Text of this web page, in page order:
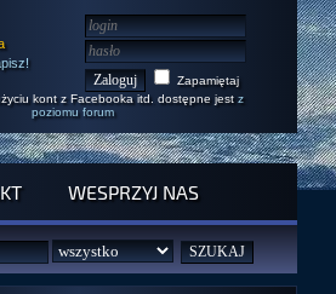
Zapamiętaj
kont z Facebooka itd. dostępne jest z
poziomu forum
WESPRZYJ NAS